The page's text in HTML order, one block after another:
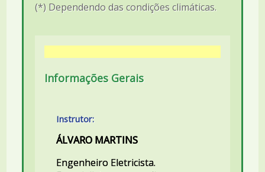
(*) Dependendo das condições climáticas.
Informações Gerais
Instrutor:
ÁLVARO MARTINS
Engenheiro Eletricista.